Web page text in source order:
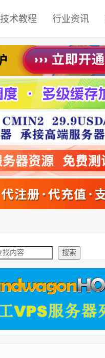
技术教程 行业资讯
搜索